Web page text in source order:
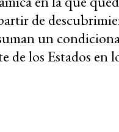
de
un
de los Estados en